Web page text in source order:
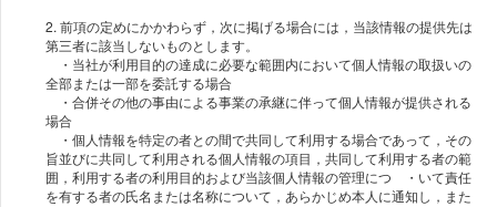
2. 前項の定めにかかわらず，次に掲げる場合には，当該情報の提供先は
第三者に該当しないものとします。
・当社が利用目的の達成に必要な範囲内において個人情報の取扱いの
全部または一部を委託する場合
・合併その他の事由による事業の承継に伴って個人情報が提供される
場合
・個人情報を特定の者との間で共同して利用する場合であって，その
旨並びに共同して利用される個人情報の項目，共同して利用する者の範
囲，利用する者の利用目的および当該個人情報の管理につ ・いて責任
を有する者の氏名または名称について，あらかじめ本人に通知し，また